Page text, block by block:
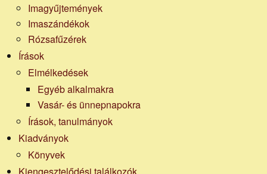
Imagyűjtemények
Imaszándékok
Rózsafűzérek
Írások
Elmélkedések
Egyéb alkalmakra
Vasár- és ünnepnapokra
Írások, tanulmányok
Kiadványok
Könyvek
Kiengesztelődési találkozók